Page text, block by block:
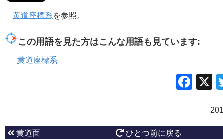
黄道座標系を参照。
この用語を見た方はこんな用語も見ています:
黄道座標系
黄道面 ひとつ前に戻る